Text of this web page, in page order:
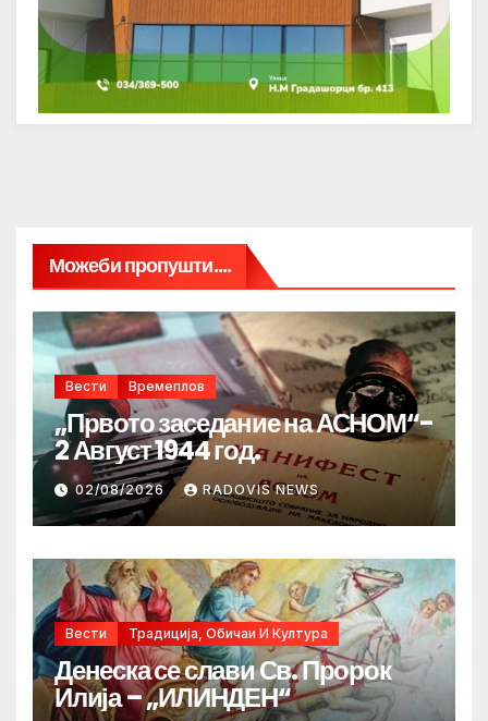
Можеби пропушти....
Вести Времеплов
„Првото заседание на АСНОМ“-
2 Август 1944 год.
02/08/2026 RADOVIS NEWS
Вести Традиција, Обичаи И Култура
Денеска се слави Св. Пророк
Илија – „ИЛИНДЕН“